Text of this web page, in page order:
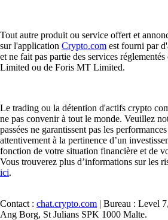
Tout autre produit ou service offert et
sur l'application Crypto.com est fourni par
et ne fait pas partie des services
Limited ou de Foris MT Limited.
Le trading ou la détention d'actifs crypto
ne pas convenir à tout le monde. Veuillez
passées ne garantissent pas les
attentivement à la pertinence d’un
fonction de votre situation financière et de
Vous trouverez plus d’informations sur les
ici.
Contact : chat.crypto.com | Bureau : Level
Ang Borg, St Julians SPK 1000 Malte.